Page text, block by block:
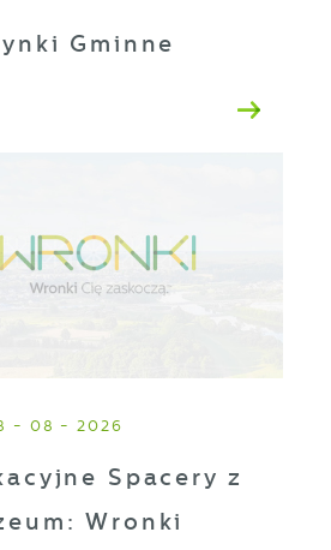
Gminne
- 08 - 2026
Spacery z
Wronki